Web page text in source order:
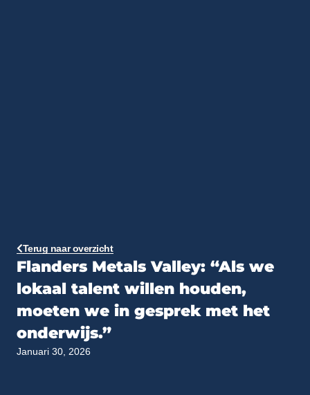
Terug naar overzicht
Flanders Metals Valley: “Als we
lokaal talent willen houden,
moeten we in gesprek met het
onderwijs.”
Januari 30, 2026